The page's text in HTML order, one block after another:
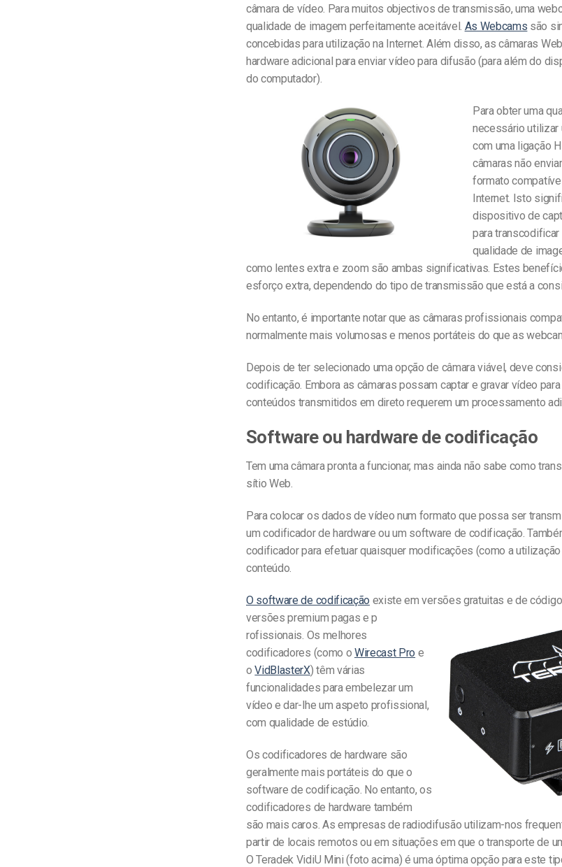
câmara de vídeo. Para muitos objectivos de transmissão, uma
qualidade de imagem perfeitamente aceitável. As Webcams são
concebidas para utilização na Internet. Além disso, as câmaras
hardware adicional para enviar vídeo para difusão (para além do
do computador).
Para obter uma
necessário utilizar
com uma ligação
câmaras não
formato
Internet. Isto
dispositivo de
para
qualidade de
como lentes extra e zoom são ambas significativas. Estes
esforço extra, dependendo do tipo de transmissão que está a
No entanto, é importante notar que as câmaras profissionais
normalmente mais volumosas e menos portáteis do que as
Depois de ter selecionado uma opção de câmara viável, deve
codificação. Embora as câmaras possam captar e gravar vídeo
conteúdos transmitidos em direto requerem um processamento
Software ou hardware de codificação
Tem uma câmara pronta a funcionar, mas ainda não sabe como
sítio Web.
Para colocar os dados de vídeo num formato que possa ser
um codificador de hardware ou um software de codificação.
codificador para efetuar quaisquer modificações (como a
conteúdo.
O software de codificação existe em versões gratuitas e de
versões premium pagas e p
rofissionais. Os melhores
codificadores (como o Wirecast Pro e
oVidBlasterX) têm várias
funcionalidades para embelezar um
vídeo e dar-lhe um aspeto profissional,
com qualidade de estúdio.
Os codificadores de hardware são
geralmente mais portáteis do que o
software de codificação. No entanto, os
codificadores de hardware também
são mais caros. As empresas de radiodifusão utilizam-nos
partir de locais remotos ou em situações em que o transporte de
O Teradek VidiU Mini (foto acima) é uma óptima opção para este